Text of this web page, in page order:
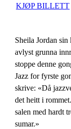
KJØP BILLETT
Sheila Jordan
avlyst grunna
stoppe denne
Jazz for fyrste
skrive: «Då
det heitt i
salen med hardt
sumar.»